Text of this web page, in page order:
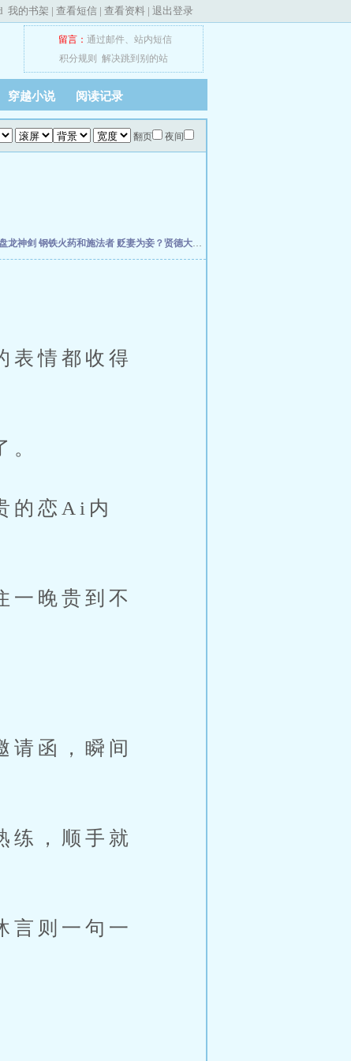
我的书架 | 查看短信 | 查看资料 | 退出登录
留言： 通过邮件、 站内短信
积分规则
解决跳到别的站
穿越小说 阅读记录
翻页 夜间
龙神剑 钢铁火药和施法者 贬妻为妾？贤德大妇她掀桌了
情都收得
恋Ai内
晚贵到不
函，瞬间
，顺手就
则一句一